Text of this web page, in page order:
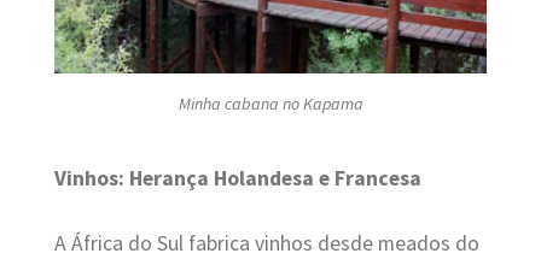
Minha cabana no Kapama
Vinhos: Herança Holandesa e Francesa
A África do Sul fabrica vinhos desde meados do